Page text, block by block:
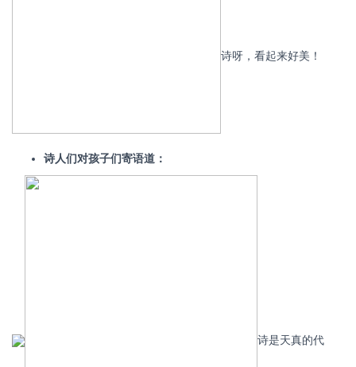
诗呀，看起来好美！
诗人们对孩子们寄语道：
诗是天真的代